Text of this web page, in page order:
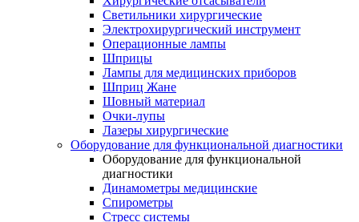
Светильники хирургические
Электрохирургический инструмент
Операционные лампы
Шприцы
Лампы для медицинских приборов
Шприц Жане
Шовный материал
Очки-лупы
Лазеры хирургические
Оборудование для функциональной диагностики
Оборудование для функциональной
диагностики
Динамометры медицинские
Спирометры
Стресс системы